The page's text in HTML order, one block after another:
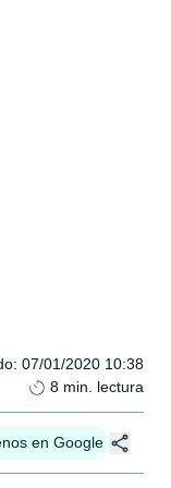
: 07/01/2020 10:38
8 min. lectura
en Google